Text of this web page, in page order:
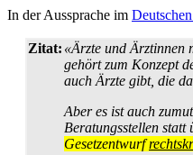
In der Aussprache im
Zitat: «Ärzte und Ärztinnen
gehört zum Konzept
auch Ärzte gibt, die
Aber es ist auch
Beratungs­stellen statt
Gesetzentwurf